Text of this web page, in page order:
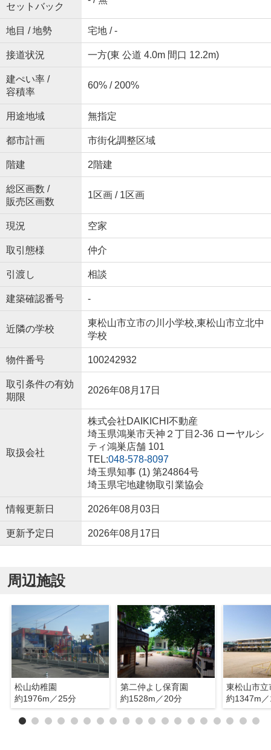
セットバック
地目 / 地勢 宅地 / -
接道状況 一方(東 公道 4.0m 間口 12.2m)
建ぺい率 /
容積率
60% / 200%
用途地域 無指定
都市計画 市街化調整区域
階建 2階建
総区画数 /
販売区画数
1区画 / 1区画
現況 空家
取引態様 仲介
引渡し 相談
建築確認番号 -
近隣の学校
東松山市立市の川小学校,東松山市立北中
学校
物件番号 100242932
取引条件の有効
期限
2026年08月17日
取扱会社
株式会社DAIKICHI不動産
埼玉県鴻巣市天神２丁目2-36 ローヤルシ
ティ鴻巣店舗 101
TEL:048-578-8097
埼玉県知事 (1) 第24864号
埼玉県宅地建物取引業協会
情報更新日 2026年08月03日
更新予定日 2026年08月17日
周辺施設
松山幼稚園
約1976m／25分
第二仲よし保育園
約1528m／20分
約1347m